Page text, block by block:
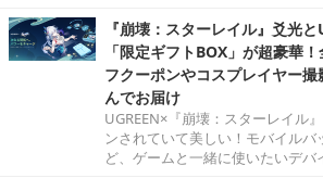
『崩壊：スターレイル』爻光
「限定ギフトBOX」が超豪華
フクーポンやコスプレイヤー
んでお届け
UGREEN×『崩壊：スターレイル
ンされていて美しい！モバイル
ど、ゲームと一緒に使いたいデバ